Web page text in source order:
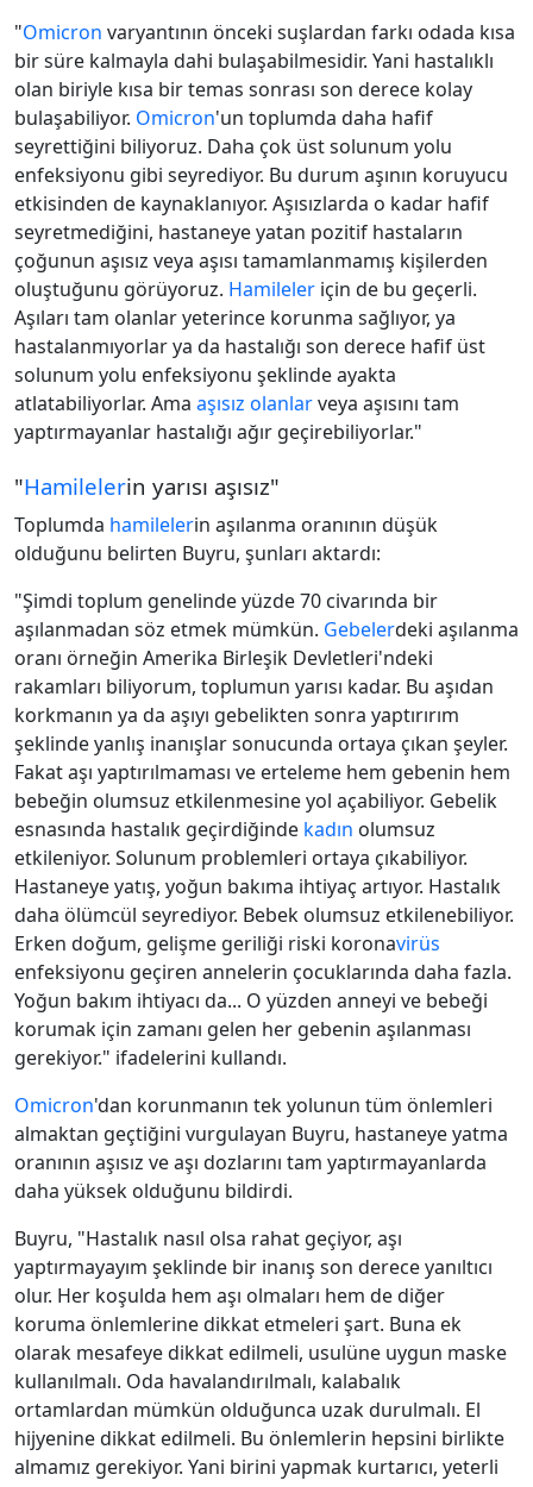
"Omicron varyantının önceki suşlardan farkı odada kısa
bir süre kalmayla dahi bulaşabilmesidir. Yani hastalıklı
olan biriyle kısa bir temas sonrası son derece kolay
bulaşabiliyor. Omicron'un toplumda daha hafif
seyrettiğini biliyoruz. Daha çok üst solunum yolu
enfeksiyonu gibi seyrediyor. Bu durum aşının koruyucu
etkisinden de kaynaklanıyor. Aşısızlarda o kadar hafif
seyretmediğini, hastaneye yatan pozitif hastaların
çoğunun aşısız veya aşısı tamamlanmamış kişilerden
oluştuğunu görüyoruz. Hamileler için de bu geçerli.
Aşıları tam olanlar yeterince korunma sağlıyor, ya
hastalanmıyorlar ya da hastalığı son derece hafif üst
solunum yolu enfeksiyonu şeklinde ayakta
atlatabiliyorlar. Ama aşısız olanlarveya aşısını tam
yaptırmayanlar hastalığı ağır geçirebiliyorlar."
"Hamilelerin yarısı aşısız"
Toplumda hamilelerin aşılanma oranının düşük
olduğunu belirten Buyru, şunları aktardı:
"Şimdi toplum genelinde yüzde 70 civarında bir
aşılanmadan söz etmek mümkün. Gebelerdeki aşılanma
oranı örneğin Amerika Birleşik Devletleri'ndeki
rakamları biliyorum, toplumun yarısı kadar. Bu aşıdan
korkmanın ya da aşıyı gebelikten sonra yaptırırım
şeklinde yanlış inanışlar sonucunda ortaya çıkan şeyler.
Fakat aşı yaptırılmaması ve erteleme hem gebenin hem
bebeğin olumsuz etkilenmesine yol açabiliyor. Gebelik
esnasında hastalık geçirdiğinde kadın olumsuz
etkileniyor. Solunum problemleri ortaya çıkabiliyor.
Hastaneye yatış, yoğun bakıma ihtiyaç artıyor. Hastalık
daha ölümcül seyrediyor. Bebek olumsuz etkilenebiliyor.
Erken doğum, gelişme geriliği riski koronavirüs
enfeksiyonu geçiren annelerin çocuklarında daha fazla.
Yoğun bakım ihtiyacı da... O yüzden anneyi ve bebeği
korumak için zamanı gelen her gebenin aşılanması
gerekiyor." ifadelerini kullandı.
Omicron'dan korunmanın tek yolunun tüm önlemleri
almaktan geçtiğini vurgulayan Buyru, hastaneye yatma
oranının aşısız ve aşı dozlarını tam yaptırmayanlarda
daha yüksek olduğunu bildirdi.
Buyru, "Hastalık nasıl olsa rahat geçiyor, aşı
yaptırmayayım şeklinde bir inanış son derece yanıltıcı
olur. Her koşulda hem aşı olmaları hem de diğer
koruma önlemlerine dikkat etmeleri şart. Buna ek
olarak mesafeye dikkat edilmeli, usulüne uygun maske
kullanılmalı. Oda havalandırılmalı, kalabalık
ortamlardan mümkün olduğunca uzak durulmalı. El
hijyenine dikkat edilmeli. Bu önlemlerin hepsini birlikte
almamız gerekiyor. Yani birini yapmak kurtarıcı, yeterli